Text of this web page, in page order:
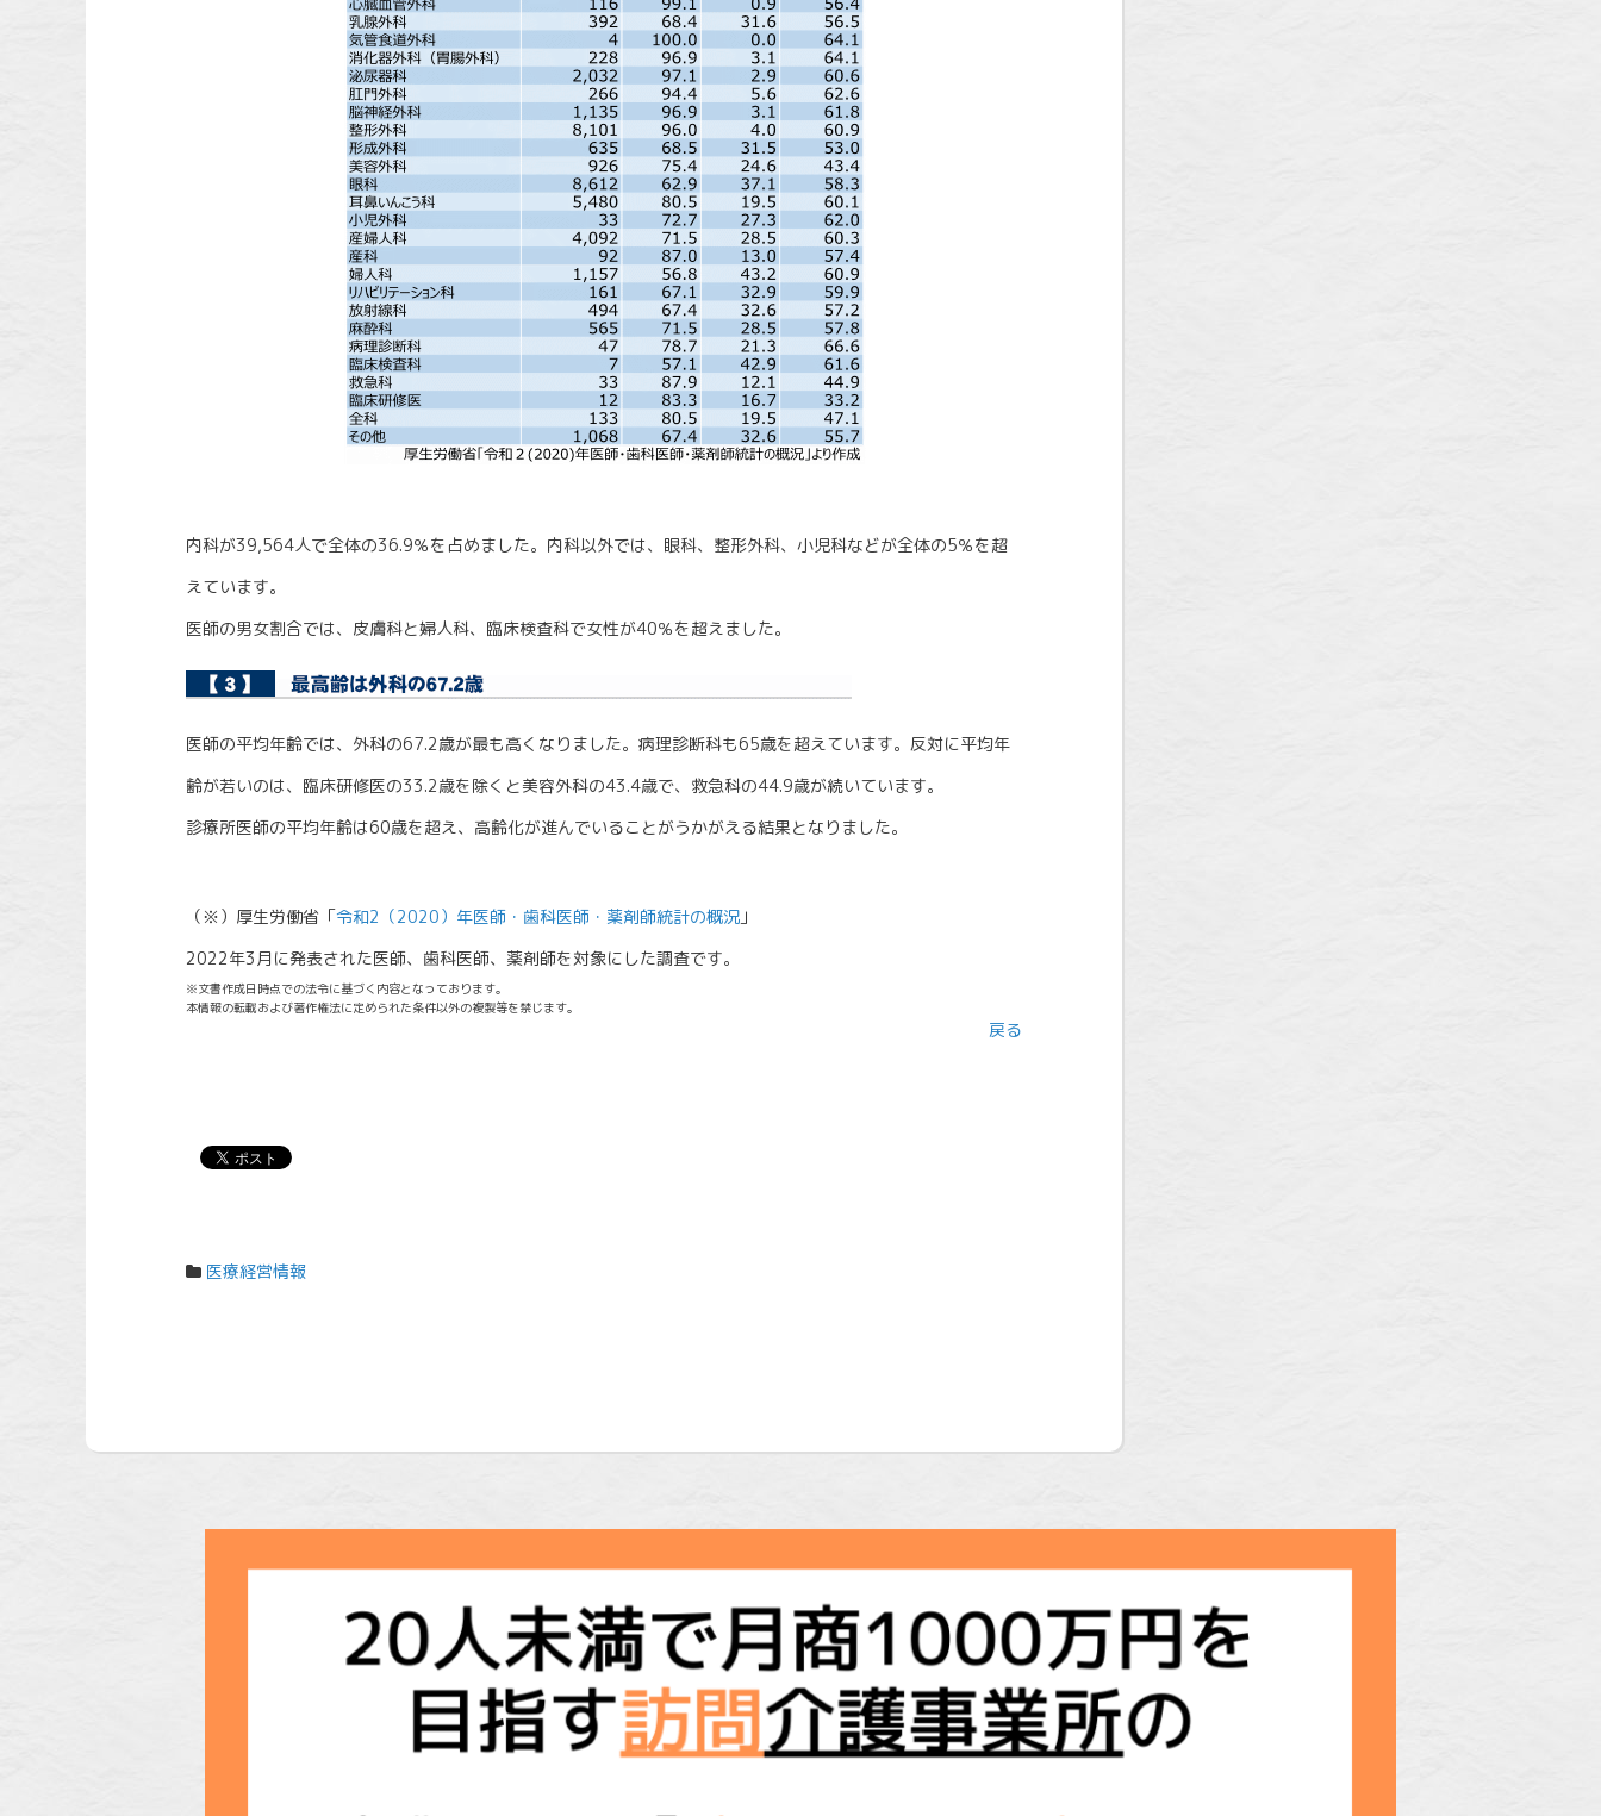
内科が39,564人で全体の36.9％を占めました。内科以外では、眼科、整形外科、小児科などが全体の5％を超
えています。
医師の男女割合では、皮膚科と婦人科、臨床検査科で女性が40％を超えました。
医師の平均年齢では、外科の67.2歳が最も高くなりました。病理診断科も65歳を超えています。反対に平均年
齢が若いのは、臨床研修医の33.2歳を除くと美容外科の43.4歳で、救急科の44.9歳が続いています。
診療所医師の平均年齢は60歳を超え、高齢化が進んでいることがうかがえる結果となりました。
（※）厚生労働省「令和2（2020）年医師・歯科医師・薬剤師統計の概況 」
2022年3月に発表された医師、歯科医師、薬剤師を対象にした調査です。
※文書作成日時点での法令に基づく内容となっております。
本情報の転載および著作権法に定められた条件以外の複製等を禁じます。
戻る
医療経営情報